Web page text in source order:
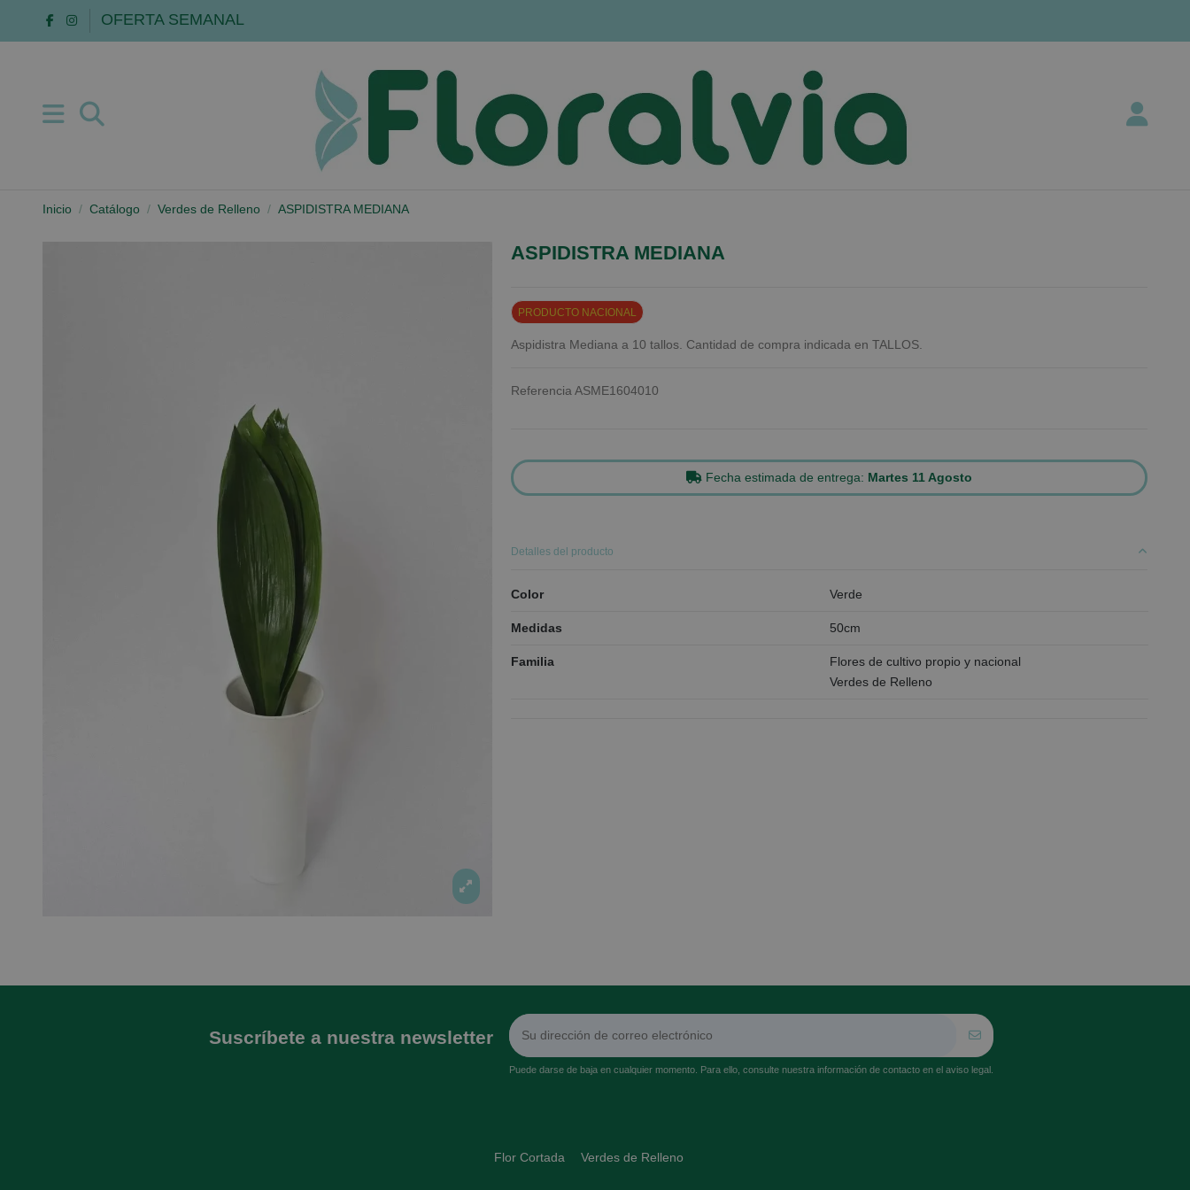
OFERTA SEMANAL
Inicio Catálogo Verdes de Relleno ASPIDISTRA MEDIANA
ASPIDISTRA MEDIANA
PRODUCTO NACIONAL
Aspidistra Mediana a 10 tallos. Cantidad de compra indicada en TALLOS.
Referencia ASME1604010
Fecha estimada de entrega: Martes 11 Agosto
Detalles del producto
Color Verde
Medidas 50cm
Familia
Flores de cultivo propio y nacional
Verdes de Relleno
Suscríbete a nuestra newsletter
Puede darse de baja en cualquier momento. Para ello, consulte nuestra información de contacto en el aviso legal.
Flor Cortada Verdes de Relleno